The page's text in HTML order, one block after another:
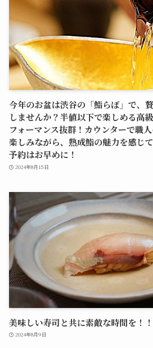
今年のお盆は渋谷の「鮨らぼ」で、
しませんか？半値以下で楽しめる高
フォーマンス抜群！カウンターで職
楽しみながら、熟成鮨の魅力を感じ
予約はお早めに！
2024年8月15日
美味しい寿司と共に素敵な時間を！！
2024年8月9日